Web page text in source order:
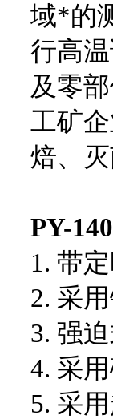
域*的
行高
及零
工矿
焙、
PY-
1. 带
2. 采
3. 强
4. 采
5. 采